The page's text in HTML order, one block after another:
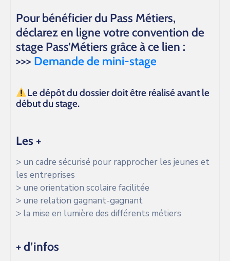
Pour bénéficier du Pass Métiers,
déclarez en ligne votre convention de
stage Pass’Métiers grâce à ce lien :
>>> Demande de mini-stage
Le dépôt du dossier doit être réalisé avant le
début du stage.
Les +
> un cadre sécurisé pour rapprocher les jeunes et
les entreprises
> une orientation scolaire facilitée
> une relation gagnant-gagnant
> la mise en lumière des différents métiers
+ d’infos